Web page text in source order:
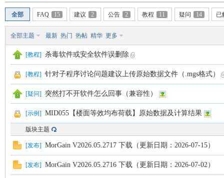
Ga
全部 FAQ 15 建议 2 公告 2 教程 11 疑问 14 已
全部主题 最新 热门 热帖 精华 更多
[教程] 杀毒软件或安全软件误删除
[教程] 针对子程序讨论问题建议上传原始数据文件（.mgs格式）
[疑问] 突然打不开软件怎么回事（兼容性）
[示例] MID055【楼面等效均布荷载】原始数据及计算结果
版块主题
[发布] MorGain V2026.05.2717 下载（更新日期：2026-07-15）
[发布] MorGain V2026.05.2716 下载（更新日期：2026-07-02）